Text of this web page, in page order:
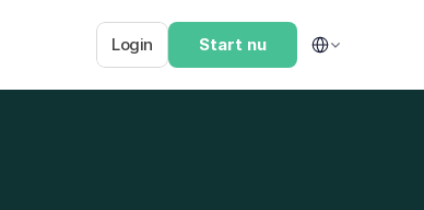
Login Start nu
Select Language